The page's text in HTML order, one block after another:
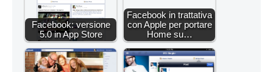
Facebook: versione
5.0 in App Store
Facebook in trattativa
con Apple per portare
Home su…